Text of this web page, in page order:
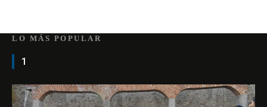
LO MÁS POPULAR
1